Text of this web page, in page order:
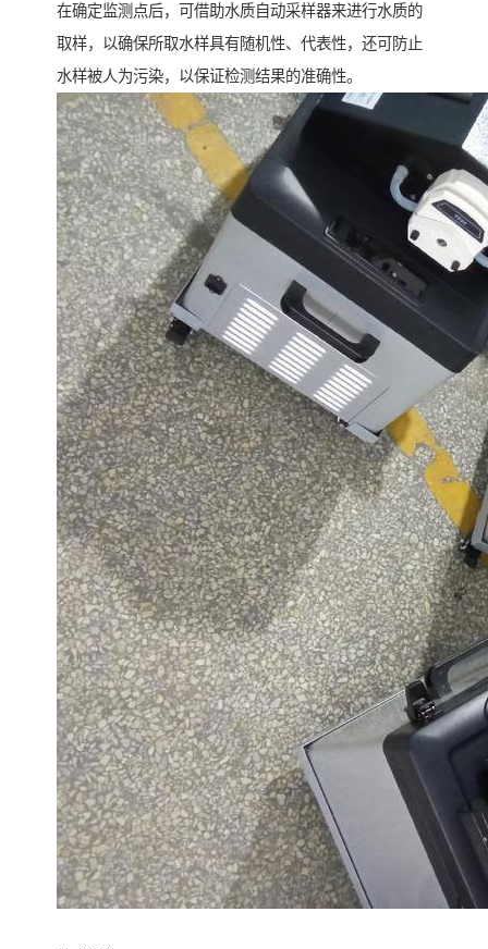
在确定监测点后，可借助水质自动采样器来进行水质的
取样，以确保所取水样具有随机性、代表性，还可防止
水样被人为污染，以保证检测结果的准确性。